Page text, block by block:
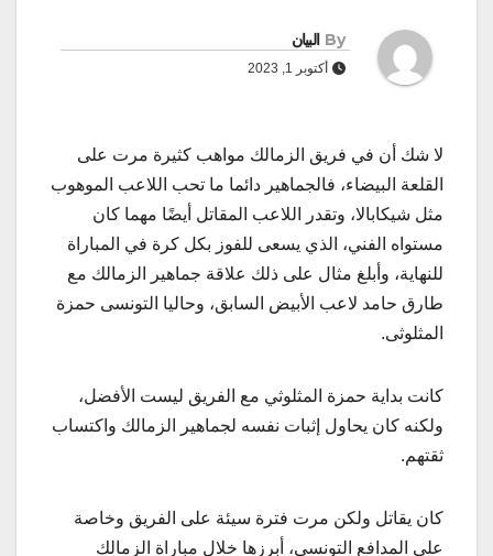
By البيان
أكتوبر 1, 2023
لا شك أن في فريق الزمالك مواهب كثيرة مرت على
القلعة البيضاء، فالجماهير دائما ما تحب اللاعب الموهوب
مثل شيكابالا، وتقدر اللاعب المقاتل أيضًا مهما كان
مستواه الفني، الذي يسعى للفوز بكل كرة في المباراة
للنهاية، وأبلغ مثال على ذلك علاقة جماهير الزمالك مع
طارق حامد لاعب الأبيض السابق، وحاليا التونسى حمزة
المثلوثى.
كانت بداية حمزة المثلوثي مع الفريق ليست الأفضل،
ولكنه كان يحاول إثبات نفسه لجماهير الزمالك واكتساب
ثقتهم.
كان يقاتل ولكن مرت فترة سيئة على الفريق وخاصة
على المدافع التونسى، أبرزها خلال مباراة الزمالك